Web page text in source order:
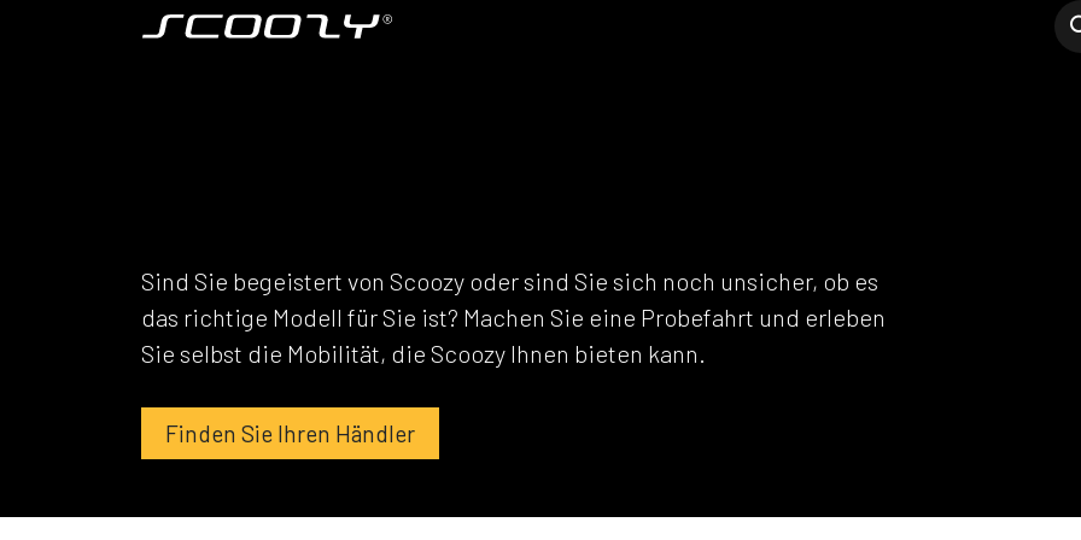
Zum Inhalt springen
Sind Sie begeistert von Scoozy oder sind Sie sich noch unsicher, ob es
das richtige Modell für Sie ist? Machen Sie eine Probefahrt und erleben
Sie selbst die Mobilität, die Scoozy Ihnen bieten kann.
Finden Sie Ihren Händler